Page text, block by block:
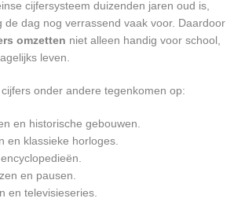
cijfersysteem duizenden jaren oud is,
de dag nog verrassend vaak voor. Daardoor
omzetten niet alleen handig voor school,
leven.
onder andere tegenkomen op:
en historische gebouwen.
en klassieke horloges.
en pausen.
en televisieseries.